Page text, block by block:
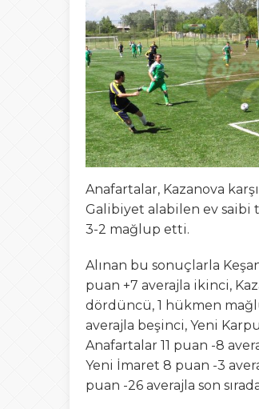
20:00
08:20
20:20
20:15
20:08
Anafartalar, Kazanova
Galibiyet alabilen ev saibi
3-2 mağlup etti.
Alınan bu sonuçlarla
puan +7 averajla ikinci,
dördüncü, 1 hükmen
averajla beşinci, Yeni
Anafartalar 11 puan -8
Yeni İmaret 8 puan -3
puan -26 averajla son